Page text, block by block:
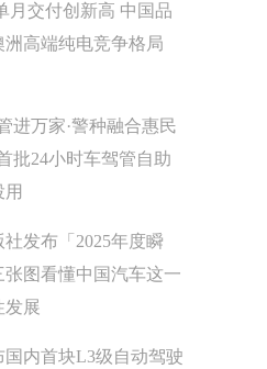
月交付创新高 中国品
洲高端纯电竞争格局
进万家·警种融合惠民
批24小时车驾管自助
社发布「2025年度瞬
张图看懂中国汽车这一
发展
国内首块L3级自动驾驶